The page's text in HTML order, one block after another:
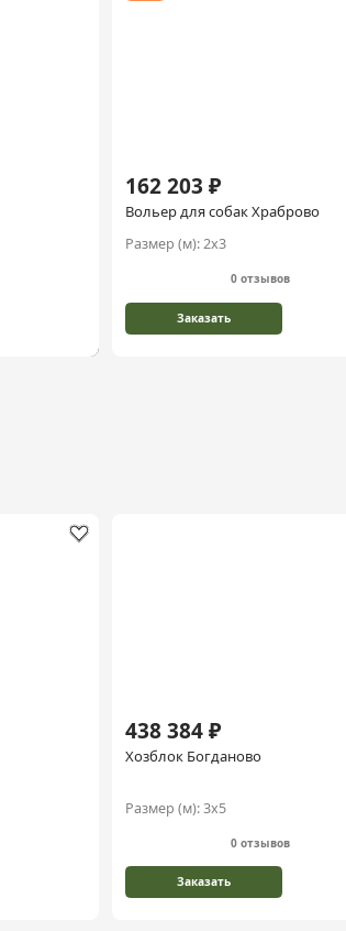
162 203 ₽
Вольер для собак Храброво
Размер (м):2х3
0 отзывов
Заказать
438 384 ₽
Хозблок Богданово
Размер (м):3х5
0 отзывов
Заказать